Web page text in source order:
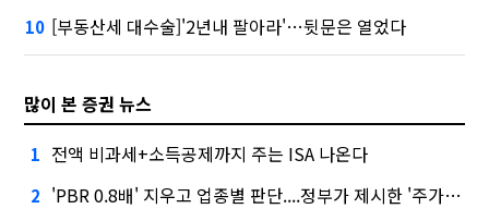
10 [부동산세 대수술]'2년내 팔아라'…뒷문은 열었다
많이 본 증권 뉴스
1 전액 비과세+소득공제까지 주는 ISA 나온다
2 'PBR 0.8배' 지우고 업종별 판단....정부가 제시한 '주가 누르기' 방지법